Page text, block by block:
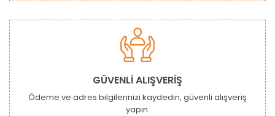
Bu ürüne benzer farklı alternatifler olmalı.
Gönder
GÜVENLİ ALIŞVERİŞ
Ödeme ve adres bilgilerinizi kaydedin, güvenli alışveriş
yapın.